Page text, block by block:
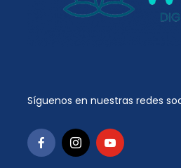
Síguenos en nuestras redes